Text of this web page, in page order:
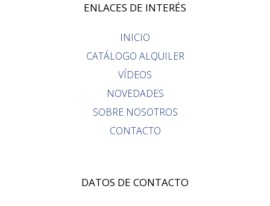
ENLACES DE INTERÉS
INICIO
CATÁLOGO ALQUILER
VÍDEOS
NOVEDADES
SOBRE NOSOTROS
CONTACTO
DATOS DE CONTACTO